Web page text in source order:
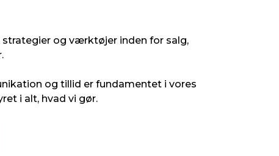
og værktøjer inden for salg,
og tillid er fundamentet i vores
i alt, hvad vi gør.